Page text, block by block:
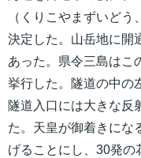
（くりこやまずいど
決定した。山岳地に開
あった。県令三島はこ
挙行した。隧道の中の
隧道入口には大きな反
た。天皇が御着きにな
げることにし、30発の